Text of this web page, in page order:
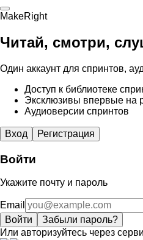
MakeRight
Читай, смотри,
Один аккаунт для спринтов,
Доступ к библиотеке
Эксклюзивы впервые на
Аудиоверсии спринтов
Вход Регистрация
Войти
Укажите почту и пароль
Email
Войти
Забыли пароль?
Или авторизуйтесь через